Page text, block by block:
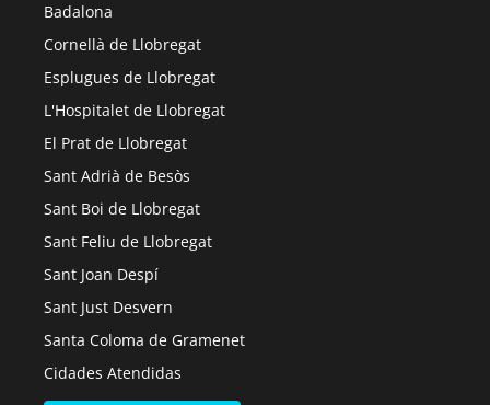
Badalona
Cornellà de Llobregat
Esplugues de Llobregat
L'Hospitalet de Llobregat
El Prat de Llobregat
Sant Adrià de Besòs
Sant Boi de Llobregat
Sant Feliu de Llobregat
Sant Joan Despí
Sant Just Desvern
Santa Coloma de Gramenet
Cidades Atendidas